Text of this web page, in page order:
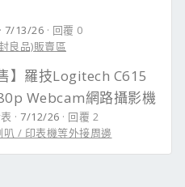
7/13/26
回覆 0
良品)販賣區
】羅技Logitech C615
Webcam網路攝影機
7/12/26
回覆 2
/ 印表機等外接周邊